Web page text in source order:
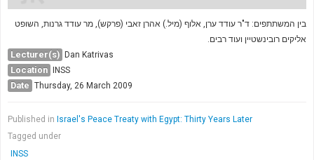
בין המשתתפים: ד"ר עודד ערן, אלוף (מיל.) אהרן זאבי (פרקש), מר עודד גרנות, השופט
אליקים רובינשטיין ועוד רבים.
Lecturer(s) Dan Katrivas
Location INSS
Date Thursday, 26 March 2009
Published in Israel's Peace Treaty with Egypt: Thirty Years Later
Tagged under
INSS